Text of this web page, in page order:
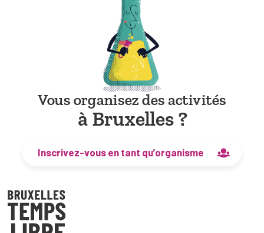
Vous organisez des activités
à Bruxelles ?
Inscrivez-vous en tant qu’organisme